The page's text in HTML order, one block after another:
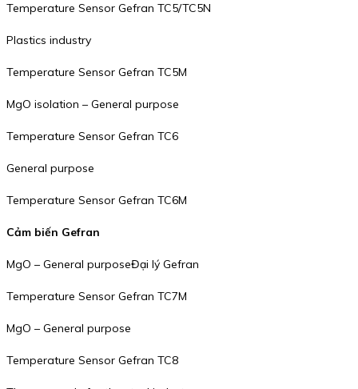
Temperature Sensor Gefran TC5/TC5N
Plastics industry
Temperature Sensor Gefran TC5M
MgO isolation – General purpose
Temperature Sensor Gefran TC6
General purpose
Temperature Sensor Gefran TC6M
Cảm biến Gefran
MgO – General purposeĐại lý Gefran
Temperature Sensor Gefran TC7M
MgO – General purpose
Temperature Sensor Gefran TC8